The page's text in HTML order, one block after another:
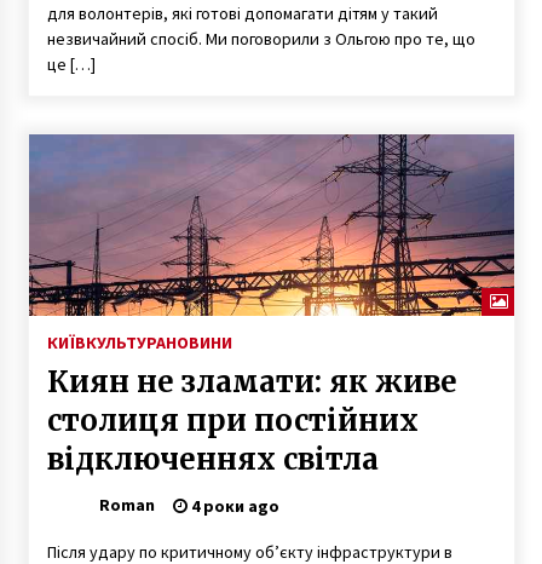
для волонтерів, які готові допомагати дітям у такий
незвичайний спосіб. Ми поговорили з Ольгою про те, що
це […]
КИЇВКУЛЬТУРАНОВИНИ
Киян не зламати: як живе
столиця при постійних
відключеннях світла
Roman 4 роки ago
Після удару по критичному об’єкту інфраструктури в